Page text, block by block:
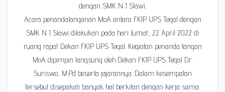
dengan SMK N 1 Slawi.
Acara penandatanganan MoA antara FKIP UPS Tegal dengan
SMK N 1 Slawi dilakukan pada hari Jumat, 22 April 2022 di
ruang rapat Dekan FKIP UPS Tegal. Kegiatan penanda tangan
MoA dipimpin langsung oleh Dekan FKIP UPS Tegal Dr.
Suriswo, M.Pd beserta jajarannya. Dalam kesempatan
tersebut disepakati banyak hal berkitan dengan kerja sama.